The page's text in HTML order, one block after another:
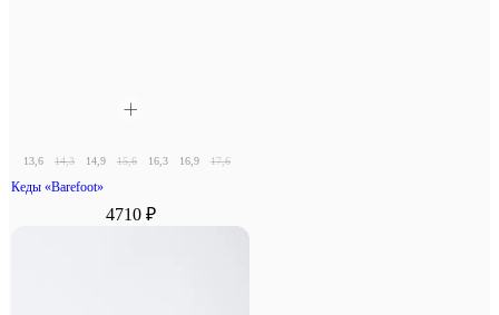
13,6 14,3 14,9 15,6 16,3 16,9 17,6
Кеды «Barefoot»
4710 ₽